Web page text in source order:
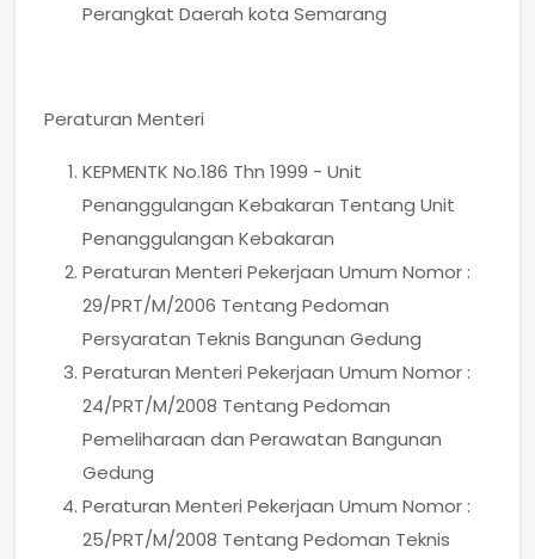
Perangkat Daerah kota Semarang
Peraturan Menteri
KEPMENTK No.186 Thn 1999 - Unit
Penanggulangan Kebakaran Tentang Unit
Penanggulangan Kebakaran
Peraturan Menteri Pekerjaan Umum Nomor :
29/PRT/M/2006 Tentang Pedoman
Persyaratan Teknis Bangunan Gedung
Peraturan Menteri Pekerjaan Umum Nomor :
24/PRT/M/2008 Tentang Pedoman
Pemeliharaan dan Perawatan Bangunan
Gedung
Peraturan Menteri Pekerjaan Umum Nomor :
25/PRT/M/2008 Tentang Pedoman Teknis